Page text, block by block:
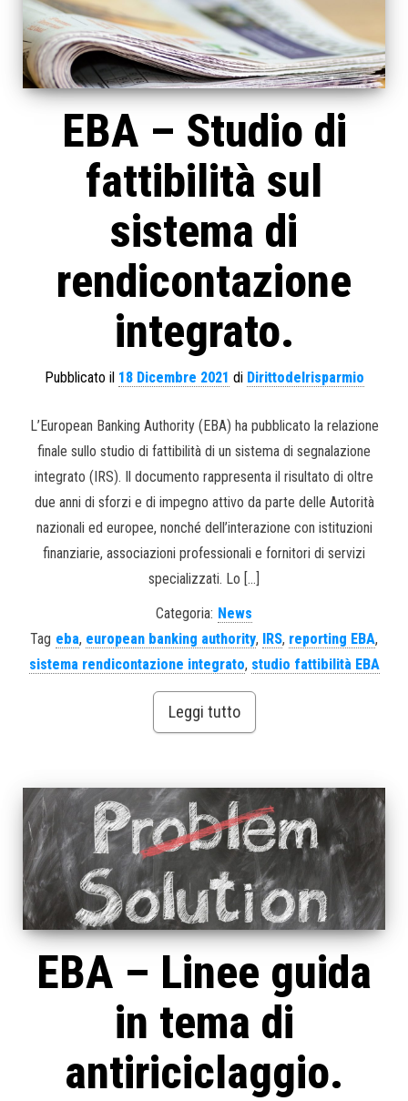
EBA – Studio di
fattibilità sul
sistema di
rendicontazione
integrato.
Pubblicato il 18 Dicembre 2021 di Dirittodelrisparmio
L’European Banking Authority (EBA) ha pubblicato la relazione
finale sullo studio di fattibilità di un sistema di segnalazione
integrato (IRS). Il documento rappresenta il risultato di oltre
due anni di sforzi e di impegno attivo da parte delle Autorità
nazionali ed europee, nonché dell’interazione con istituzioni
finanziarie, associazioni professionali e fornitori di servizi
specializzati. Lo […]
Categoria: News
Tag eba, european banking authority, IRS, reporting EBA,
sistema rendicontazione integrato, studio fattibilità EBA
Leggi tutto
EBA – Linee guida
in tema di
antiriciclaggio.